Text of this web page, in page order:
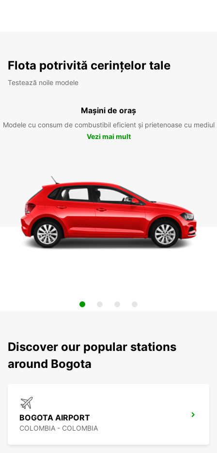
Flota potrivită cerințelor tale
Testează noile modele
Mașini de oraș
Modele cu consum de combustibil eficient și prietenoase cu mediul
Vezi mai mult
Discover our popular stations
around Bogota
BOGOTA AIRPORT
COLOMBIA - COLOMBIA